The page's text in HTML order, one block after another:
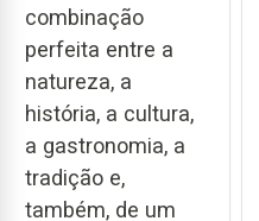
combinação
perfeita entre a
natureza, a
história, a cultura,
a gastronomia, a
tradição e,
também, de um